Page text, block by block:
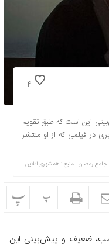
4
این است که طبق تقویم
در فیلمی که از او منتشر
جامع رمضان منبع : همشهری‌آنلاین
پ پ
ضعیف و پیش‌بینی این